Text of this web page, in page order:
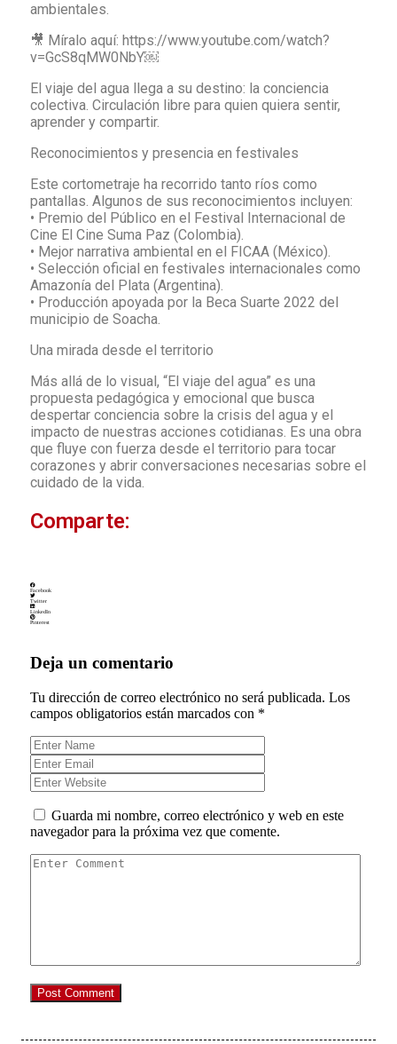
ambientales.
🎥 Míralo aquí: https://www.youtube.com/watch?
v=GcS8qMW0NbY￼
El viaje del agua llega a su destino: la conciencia
colectiva. Circulación libre para quien quiera sentir,
aprender y compartir.
Reconocimientos y presencia en festivales
Este cortometraje ha recorrido tanto ríos como
pantallas. Algunos de sus reconocimientos incluyen:
• Premio del Público en el Festival Internacional de
Cine El Cine Suma Paz (Colombia).
• Mejor narrativa ambiental en el FICAA (México).
• Selección oficial en festivales internacionales como
Amazonía del Plata (Argentina).
• Producción apoyada por la Beca Suarte 2022 del
municipio de Soacha.
Una mirada desde el territorio
Más allá de lo visual, “El viaje del agua” es una
propuesta pedagógica y emocional que busca
despertar conciencia sobre la crisis del agua y el
impacto de nuestras acciones cotidianas. Es una obra
que fluye con fuerza desde el territorio para tocar
corazones y abrir conversaciones necesarias sobre el
cuidado de la vida.
Comparte:
Facebook
Twitter
LinkedIn
Pinterest
Deja un comentario
Tu dirección de correo electrónico no será publicada. Los
campos obligatorios están marcados con *
Guarda mi nombre, correo electrónico y web en este
navegador para la próxima vez que comente.